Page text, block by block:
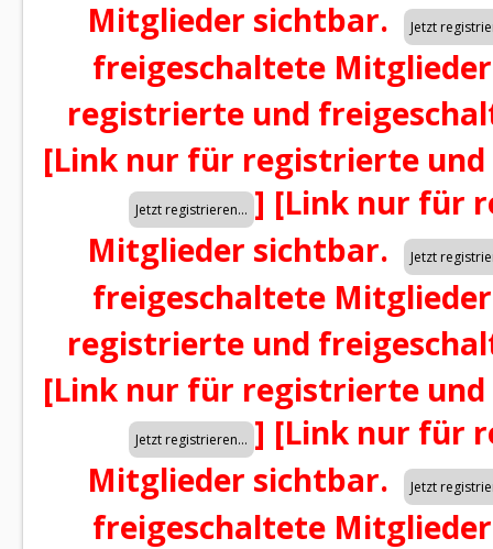
Mitglieder sichtbar.
freigeschaltete
registrierte und
[Link nur für registrierte
] [Link nur für
Mitglieder sichtbar.
freigeschaltete
registrierte und
[Link nur für registrierte
] [Link nur für
Mitglieder sichtbar.
freigeschaltete